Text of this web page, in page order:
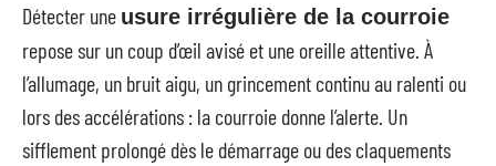
Détecter une usure irrégulière de la courroie
repose sur un coup d’œil avisé et une oreille attentive. À
l’allumage, un bruit aigu, un grincement continu au ralenti ou
lors des accélérations : la courroie donne l’alerte. Un
sifflement prolongé dès le démarrage ou des claquements